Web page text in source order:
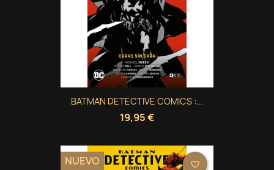
BATMAN DETECTIVE COMICS :...
19,95 €
NUEVO favorite_border